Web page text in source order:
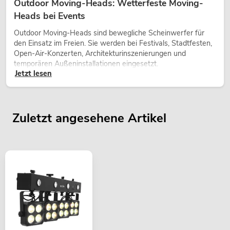
Outdoor Moving-Heads: Wetterfeste Moving-
Heads bei Events
Outdoor Moving-Heads sind bewegliche Scheinwerfer für
den Einsatz im Freien. Sie werden bei Festivals, Stadtfesten,
Open-Air-Konzerten, Architekturinszenierungen und
temporären Außeninstallationen eingesetzt.
Jetzt lesen
Zuletzt angesehene Artikel